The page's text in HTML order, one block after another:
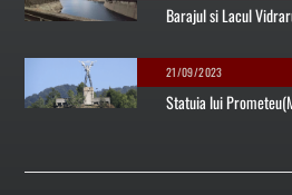
Barajul si Lacul
21/09/2023
Statuia lui